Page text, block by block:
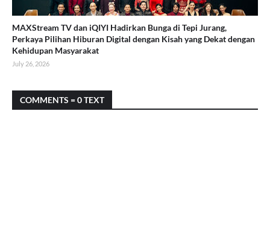
MAXStream TV dan iQIYI Hadirkan Bunga di Tepi Jurang,
Perkaya Pilihan Hiburan Digital dengan Kisah yang Dekat dengan
Kehidupan Masyarakat
July 26, 2026
COMMENTS = 0 TEXT